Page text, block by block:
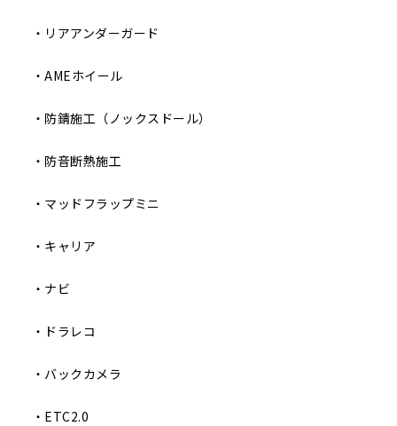
・リアアンダーガード
・AMEホイール
・防錆施工（ノックスドール）
・防音断熱施工
・マッドフラップミニ
・キャリア
・ナビ
・ドラレコ
・バックカメラ
・ETC2.0